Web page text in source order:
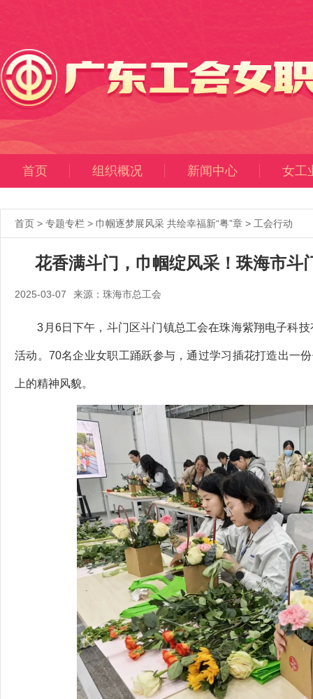
首页 组织概况 新闻中心 女工
首页 > 专题专栏 > 巾帼逐梦展风采 共绘幸福新“粤”章 > 工会行动
花香满斗门，巾帼绽风采！珠海市斗
2025-03-07 来源：珠海市总工会
3月6日下午，斗门区斗门镇总工会在珠海紫翔电子科技
活动。70名企业女职工踊跃参与，通过学习插花打造出一
上的精神风貌。